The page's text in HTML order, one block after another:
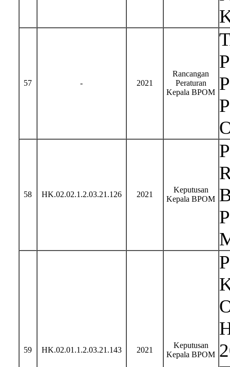
57 - 2021
Rancangan
Peraturan
Kepala BPOM
58 HK.02.02.1.2.03.21.126 2021
Keputusan
Kepala BPOM
59 HK.02.01.1.2.03.21.143 2021
Keputusan
Kepala BPOM